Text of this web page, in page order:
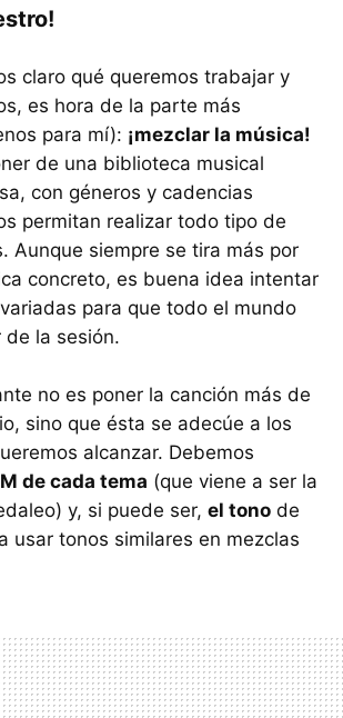
claro qué queremos trabajar y
es hora de la parte más
para mí): ¡mezclar la música!
de una biblioteca musical
con géneros y cadencias
permitan realizar todo tipo de
Aunque siempre se tira más por
concreto, es buena idea intentar
para que todo el mundo
la sesión.
no es poner la canción más de
sino que ésta se adecúe a los
alcanzar. Debemos
de cada tema (que viene a ser la
y, si puede ser, el tono de
usar tonos similares en mezclas